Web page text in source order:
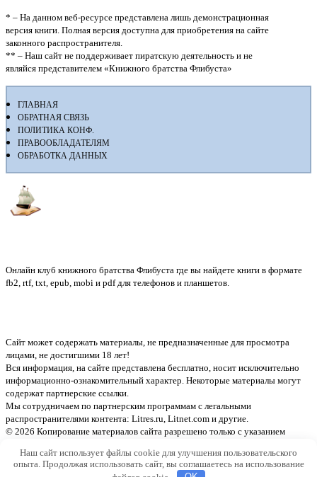
* – На данном веб-ресурсе представлена лишь демонстрационная
версия книги. Полная версия доступна для приобретения на сайте
законного распространителя.
** – Наш сайт не поддерживает пиратскую деятельность и не
являйся представителем «Книжного братства Флибуста»
ГЛАВНАЯ
ОБРАТНАЯ СВЯЗЬ
ПОЛИТИКА КОНФ.
ПРАВООБЛАДАТЕЛЯМ
ОБРАБОТКА ДАННЫХ
Онлайн клуб книжного братства Флибуста где вы найдете книги в формате
fb2, rtf, txt, epub, mobi и pdf для телефонов и планшетов.
Сайт может содержать материалы, не предназначенные для просмотра
лицами, не достигшими 18 лет!
Вся информация, на сайте представлена бесплатно, носит исключительно
информационно-ознакомительный характер. Некоторые материалы могут
содержат партнерские ссылки.
Мы сотрудничаем по партнерским программам с легальными
распространителями контента: Litres.ru, Litnet.com и другие.
© 2026 Копирование материалов сайта разрешено только с указанием
Наш сайт использует файлы cookie для улучшения пользовательского
опыта. Продолжая использовать сайт, вы соглашаетесь на использование